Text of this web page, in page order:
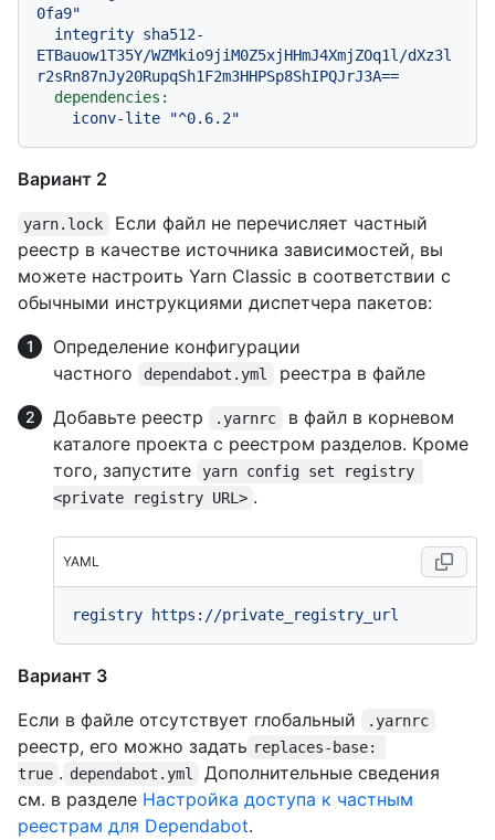
0fa9"
integrity sha512-
ETBauow1T35Y/WZMkio9jiM0Z5xjHHmJ4XmjZOq1l/dXz3l
r2sRn87nJy20RupqSh1F2m3HHPSp8ShIPQJrJ3A==
dependencies:
iconv-lite
"^0.6.2"
Вариант 2
yarn.lock
Если файл не перечисляет частный
реестр в качестве источника зависимостей, вы
можете настроить Yarn Classic в соответствии с
обычными инструкциями диспетчера пакетов:
Определение конфигурации
частного
dependabot.yml
реестра в файле
Добавьте реестр
.yarnrc
в файл в корневом
каталоге проекта с реестром разделов. Кроме
того, запустите
yarn config set registry
<private registry URL> .
YAML
registry https://private_registry_url
Вариант 3
Если в файле отсутствует глобальный
.yarnrc
реестр, его можно задать replaces-base:
true . dependabot.yml
Дополнительные сведения
см. в разделе Настройка доступа к частным
реестрам для Dependabot.